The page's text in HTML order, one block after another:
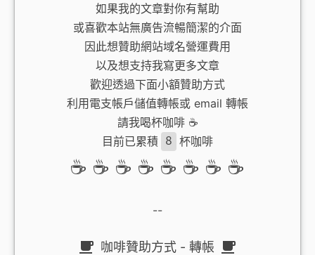
如果我的文章對你有幫助
或喜歡本站無廣告流暢簡潔的介面
因此想贊助網站域名營運費用
以及想支持我寫更多文章
歡迎透過下面小額贊助方式
利用電支帳戶儲值轉帳或 email 轉帳
請我喝杯咖啡 ☕️
目前已累積 8 杯咖啡
☕️ ☕️ ☕️ ☕️ ☕️ ☕️ ☕️ ☕️
--
咖啡贊助方式 - 轉帳